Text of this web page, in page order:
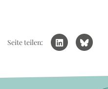
Seite teilen: